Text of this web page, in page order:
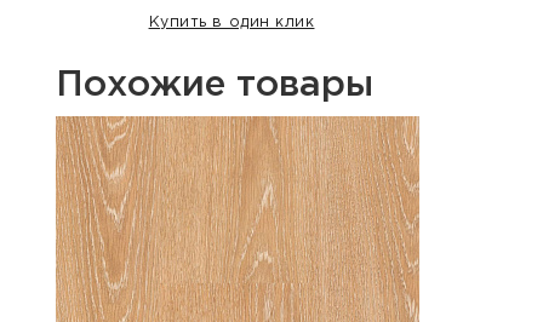
Купить в один клик
Похожие товары